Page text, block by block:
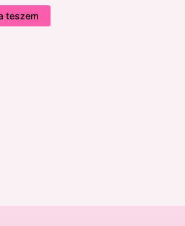
teszem